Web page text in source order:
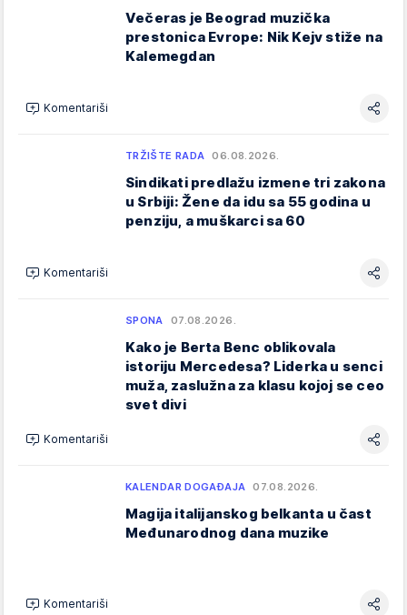
Večeras je Beograd muzička
prestonica Evrope: Nik Kejv stiže na
Kalemegdan
Komentariši
TRŽIŠTE RADA 06.08.2026.
Sindikati predlažu izmene tri zakona
u Srbiji: Žene da idu sa 55 godina u
penziju, a muškarci sa 60
Komentariši
SPONA 07.08.2026.
Kako je Berta Benc oblikovala
istoriju Mercedesa? Liderka u senci
muža, zaslužna za klasu kojoj se ceo
svet divi
Komentariši
KALENDAR DOGAĐAJA 07.08.2026.
Magija italijanskog belkanta u čast
Međunarodnog dana muzike
Komentariši